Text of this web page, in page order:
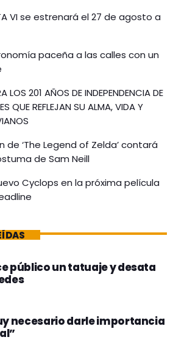
VI se estrenará el 27 de agosto a
paceña a las calles con un
LOS 201 AÑOS DE INDEPENDENCIA DE
QUE REFLEJAN SU ALMA, VIDA Y
‘The Legend of Zelda’ contará
de Sam Neill
Cyclops en la próxima película
público un tatuaje y desata
necesario darle importancia